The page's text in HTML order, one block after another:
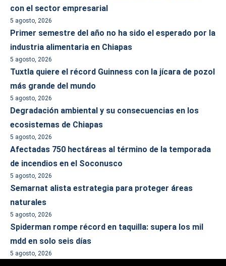
con el sector empresarial
5 agosto, 2026
Primer semestre del año no ha sido el esperado por la
industria alimentaria en Chiapas
5 agosto, 2026
Tuxtla quiere el récord Guinness con la jícara de pozol
más grande del mundo
5 agosto, 2026
Degradación ambiental y su consecuencias en los
ecosistemas de Chiapas
5 agosto, 2026
Afectadas 750 hectáreas al término de la temporada
de incendios en el Soconusco
5 agosto, 2026
Semarnat alista estrategia para proteger áreas
naturales
5 agosto, 2026
Spiderman rompe récord en taquilla: supera los mil
mdd en solo seis días
5 agosto, 2026